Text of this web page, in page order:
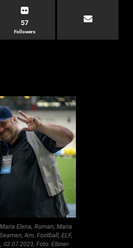
57
Followers
Elena, Roman, Maria
Am. Football, ELF,
02.07.2023, Foto: Eibner-